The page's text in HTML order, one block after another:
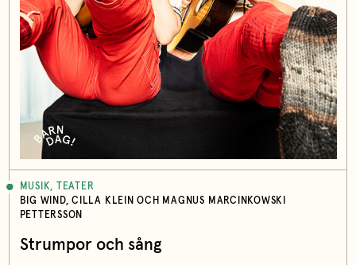
MUSIK, TEATER
BIG WIND, CILLA KLEIN OCH MAGNUS MARCINKOWSKI
PETTERSSON
Strumpor och sång